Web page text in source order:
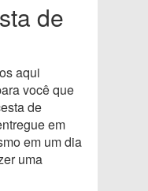
de
aqui
você que
de
em
em um dia
uma